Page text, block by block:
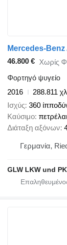
46.800 € Χωρίς
Φορτηγό ψυγείο
2016
288.811
Ισχύς 360
Καύσιμο
Διάταξη αξόνων
Γερμανία,
GLW LKW und